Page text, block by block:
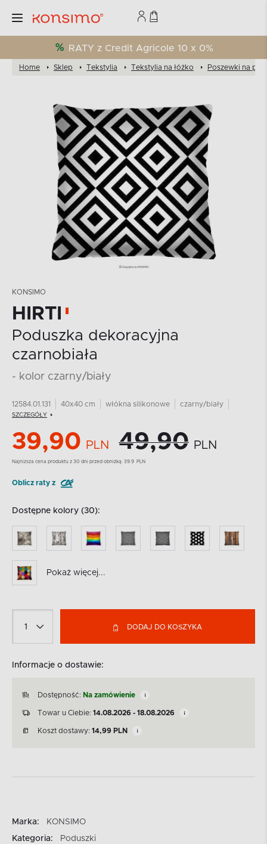
RATY z Credit Agricole 10 x 0%
Home Sklep Tekstylia Tekstylia na łóżko Poszewki na
KONSIMO
HIRTI
Poduszka dekoracyjna
czarnobiała
- kolor czarny/biały
12584.01.131 40x40 cm włókna silikonowe czarny/biały
SZCZEGÓŁY
39,90 PLN 49,90 PLN
Najnizsza cena produktu z 30 dni przed obniżką: 39.9 PLN
Oblicz raty z
Dostępne kolory (30):
Pokaż więcej...
DODAJ DO KOSZYKA
Informacje o dostawie:
Dostępność: Na zamówienie
Towar u Ciebie: 14.08.2026 - 18.08.2026
Koszt dostawy: 14,99 PLN
Marka:
KONSIMO
Kategoria:
Poduszki